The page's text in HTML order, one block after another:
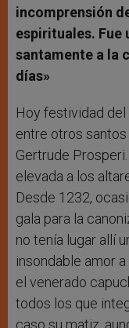
incomprensión
espirituales. Fue
santamente a la
días»
Hoy festividad
entre otros
Gertrude
elevada a los
Desde 1232,
gala para la
no tenía lugar allí
insondable amor
el venerado
todos los que
caso su matiz,